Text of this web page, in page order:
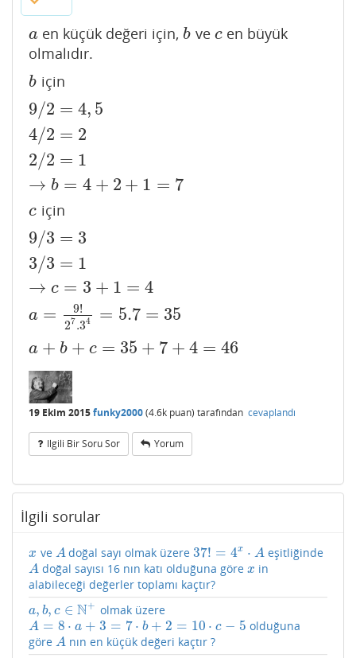
a
a en küçük değeri için, b
b ve c
c en büyük
olmalıdır.
b
b için
9/2 = 4, 5
4/2 = 2
2/2 = 1
→ b = 4 + 2 + 1 = 7
9/2= 4,5 4/ 2=
c
c için
9/3 = 3
3/3 = 1
→ c = 3 + 1 = 4
9/3= 33 /3
a = 9!
27.34 = 5.7 = 35
a=9! 27.34 5.7=35
a + b + c = 35 + 7 + 4 = 46
a+b+c =35+ 7+ 4=46
19 Ekim 2015funky2000(4.6k puan) tarafından cevaplandı
Ilgili Bir Soru Sor Yorum
İlgili sorular
x
x ve A
A doğal sayı olmak üzere37! = 4x ⋅ A
37!= 4x ⋅A eşitliğinde
A
A doğal sayısı 16 nın katı olduğuna göre x
x in
alabileceği değerler toplamı kaçtır?
a, b, c ∈ N+
a,b,c ∈ N+ olmak üzere
A = 8 ⋅ a + 3 = 7 ⋅ b + 2 = 10 ⋅ c − 5
A= 8⋅a + 3 =7 ⋅b+2 =10 ⋅c − 5
olduğuna
göre A
A nın en küçük değeri kaçtır ?